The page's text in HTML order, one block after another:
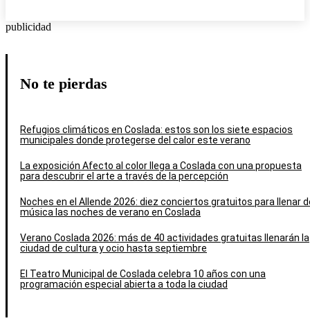
publicidad
No te pierdas
Refugios climáticos en Coslada: estos son los siete espacios
municipales donde protegerse del calor este verano
La exposición Afecto al color llega a Coslada con una propuesta
para descubrir el arte a través de la percepción
Noches en el Allende 2026: diez conciertos gratuitos para llenar
música las noches de verano en Coslada
Verano Coslada 2026: más de 40 actividades gratuitas llenarán la
ciudad de cultura y ocio hasta septiembre
El Teatro Municipal de Coslada celebra 10 años con una
programación especial abierta a toda la ciudad